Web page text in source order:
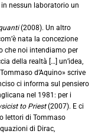
nessun laboratorio un
(2008). Un altro
nata la concezione
che noi intendiamo per
della realtà […] un’idea,
d’Aquino» scrive
ci informa sul pensiero
nel 1981: per i
to Priest(2007). E ci
lettori di Tommaso
di Dirac,